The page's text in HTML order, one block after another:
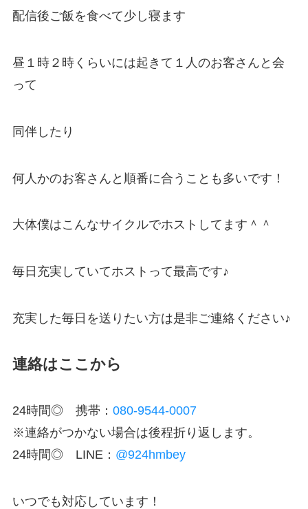
配信後ご飯を食べて少し寝ます
昼１時２時くらいには起きて１人のお客さんと会
って
同伴したり
何人かのお客さんと順番に合うことも多いです！
大体僕はこんなサイクルでホストしてます＾＾
毎日充実していてホストって最高です♪
充実した毎日を送りたい方は是非ご連絡ください♪
連絡はここから
24時間◎ 携帯： 080-9544-0007
※連絡がつかない場合は後程折り返します。
24時間◎ LINE： @924hmbey
いつでも対応しています！